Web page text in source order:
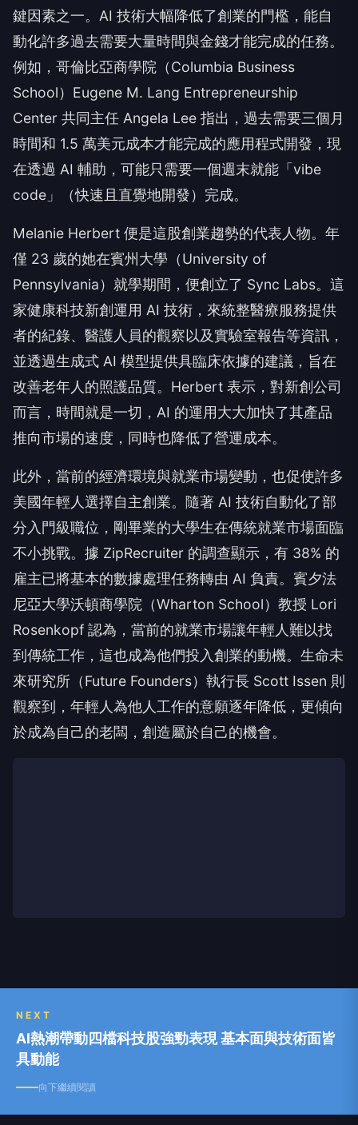
鍵因素之一。AI 技術大幅降低了創業的門檻，能自
動化許多過去需要大量時間與金錢才能完成的任務。
例如，哥倫比亞商學院（Columbia Business
School）Eugene M. Lang Entrepreneurship
Center 共同主任 Angela Lee 指出，過去需要三個月
時間和 1.5 萬美元成本才能完成的應用程式開發，現
在透過 AI 輔助，可能只需要一個週末就能「vibe
code」（快速且直覺地開發）完成。
Melanie Herbert 便是這股創業趨勢的代表人物。年
僅 23 歲的她在賓州大學（University of
Pennsylvania）就學期間，便創立了 Sync Labs。這
家健康科技新創運用 AI 技術，來統整醫療服務提供
者的紀錄、醫護人員的觀察以及實驗室報告等資訊，
並透過生成式 AI 模型提供具臨床依據的建議，旨在
改善老年人的照護品質。Herbert 表示，對新創公司
而言，時間就是一切，AI 的運用大大加快了其產品
推向市場的速度，同時也降低了營運成本。
此外，當前的經濟環境與就業市場變動，也促使許多
美國年輕人選擇自主創業。隨著 AI 技術自動化了部
分入門級職位，剛畢業的大學生在傳統就業市場面臨
不小挑戰。據 ZipRecruiter 的調查顯示，有 38% 的
雇主已將基本的數據處理任務轉由 AI 負責。賓夕法
尼亞大學沃頓商學院（Wharton School）教授 Lori
Rosenkopf 認為，當前的就業市場讓年輕人難以找
到傳統工作，這也成為他們投入創業的動機。生命未
來研究所（Future Founders）執行長 Scott Issen 則
觀察到，年輕人為他人工作的意願逐年降低，更傾向
於成為自己的老闆，創造屬於自己的機會。
NEXT
AI熱潮帶動四檔科技股強勁表現 基本面與技術面皆
具動能
向下繼續閱讀